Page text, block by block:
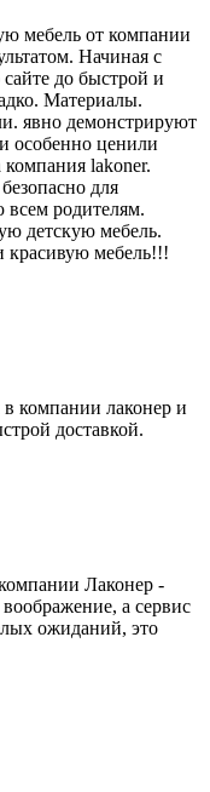
мебель от компании
Начиная с
до быстрой и
Материалы.
явно демонстрируют
особенно ценили
lakoner.
для
родителям.
детскую мебель.
красивую мебель!!!
в компании лаконер и
доставкой.
Лаконер -
а сервис
ожиданий, это